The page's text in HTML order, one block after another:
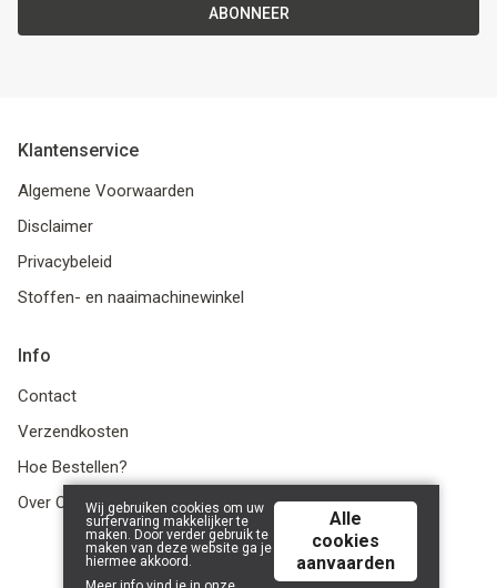
ABONNEER
Klantenservice
Algemene Voorwaarden
Disclaimer
Privacybeleid
Stoffen- en naaimachinewinkel
Info
Contact
Verzendkosten
Hoe Bestellen?
Over Ons
© 2026 LanaLotta | Powered byTilroy.
Wij gebruiken cookies om uw
surfervaring makkelijker te
maken. Door verder gebruik te
maken van deze website ga je
hiermee akkoord.
Alle
cookies
aanvaarden